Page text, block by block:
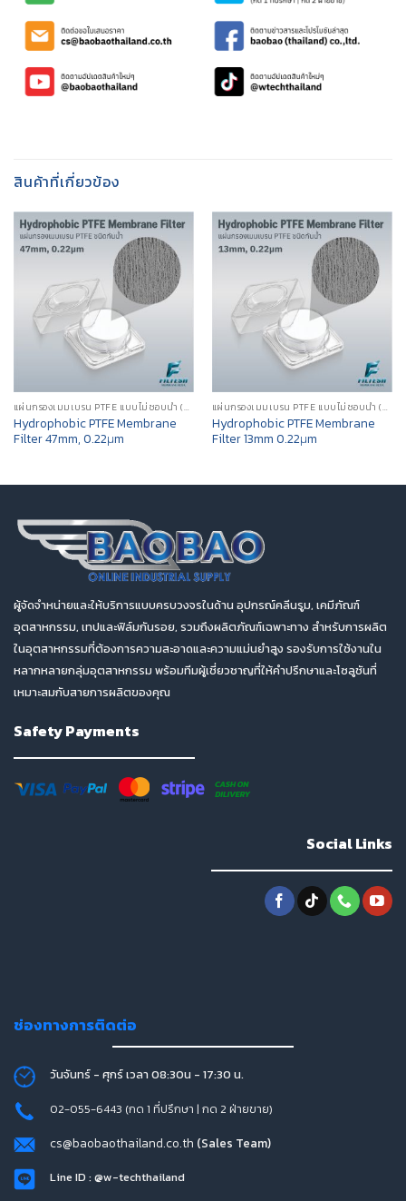
สินค้าที่เกี่ยวข้อง
แผ่นกรองเมมเบรน PTFE แบบไม่ชอบน้ำ (HYDROPHOBIC PTFE MEMBRANE FILTER)
Hydrophobic PTFE Membrane
Filter 47mm, 0.22μm
แผ่นกรองเมมเบรน PTFE แบบไม่ชอบน้ำ (HYDROPHOBIC PTFE MEMBRANE FILTER)
Hydrophobic PTFE Membrane
Filter 13mm 0.22μm
ผู้จัดจำหน่ายและให้บริการแบบครบวงจรในด้าน อุปกรณ์คลีนรูม, เคมีภัณฑ์
อุตสาหกรรม, เทปและฟิล์มกันรอย, รวมถึงผลิตภัณฑ์เฉพาะทาง สำหรับการผลิต
ในอุตสาหกรรมที่ต้องการความสะอาดและความแม่นยำสูง รองรับการใช้งานใน
หลากหลายกลุ่มอุตสาหกรรม พร้อมทีมผู้เชี่ยวชาญที่ให้คำปรึกษาและโซลูชันที่
เหมาะสมกับสายการผลิตของคุณ
Safety Payments
Social Links
ช่องทางการติดต่อ
วันจันทร์ - ศุกร์ เวลา 08:30น - 17:30 น.
02-055-6443 (กด 1 ที่ปรึกษา | กด 2 ฝ่ายขาย)
cs@baobaothailand.co.th (Sales Team)
Line ID : @w-techthailand